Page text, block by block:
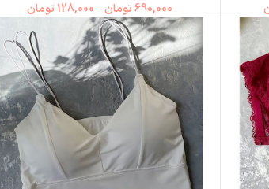
690,000تومان–
128,000 تومان